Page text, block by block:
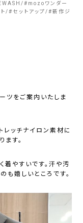
# mozoワンダー
#セットアップ #新作ジ
ツをご案内いたしま
ッチナイロン素材に
す。
着やすいです。汗や汚
も嬉しいところです。